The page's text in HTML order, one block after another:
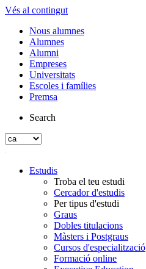
Vés al contingut
Nous alumnes
Alumnes
Alumni
Empreses
Universitats
Escoles i famílies
Premsa
Search
Estudis
Troba el teu estudi
Cercador d'estudis
Per tipus d'estudi
Graus
Dobles titulacions
Màsters i Postgraus
Cursos d'especialització
Formació online